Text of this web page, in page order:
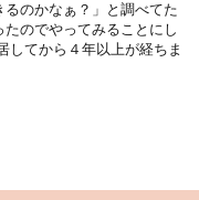
のかなぁ？」と調べてた
のでやってみることにし
してから４年以上が経ちま